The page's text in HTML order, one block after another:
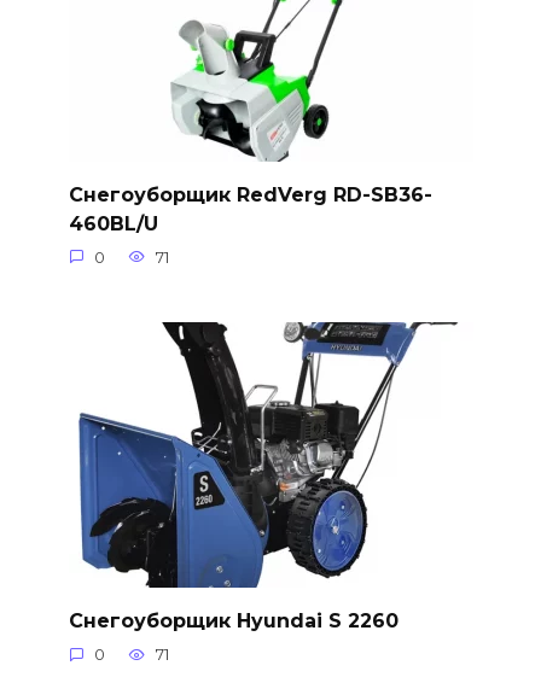
Снегоуборщик RedVerg RD-SB36-
460BL/U
0 71
Снегоуборщик Hyundai S 2260
0 71